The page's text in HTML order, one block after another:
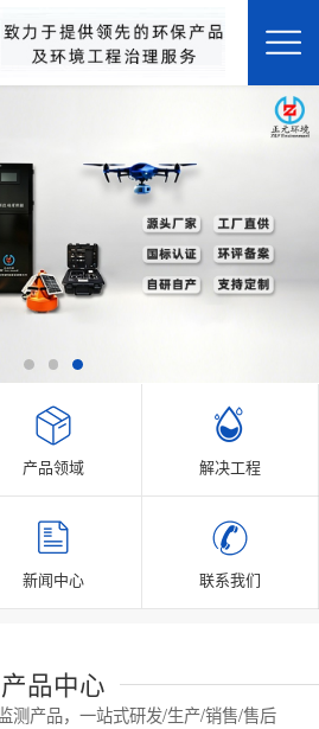
产品领域 解决工程
新闻中心 联系我们
产品中心
测产品，一站式研发/生产/销售/售后